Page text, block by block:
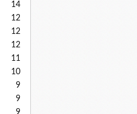
14
12
12
12
11
10
9
9
9